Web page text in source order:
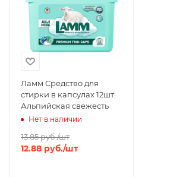
Ламм Средство для
стирки в капсулах 12шт
Альпийская свежесть
Нет в наличии
13.85руб./шт
12.88 руб./шт